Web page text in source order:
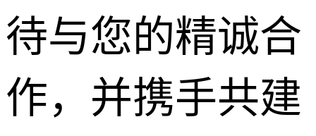
待与您的精诚合
作，并携手共建
沥青道路
沥青修补
彩色沥青